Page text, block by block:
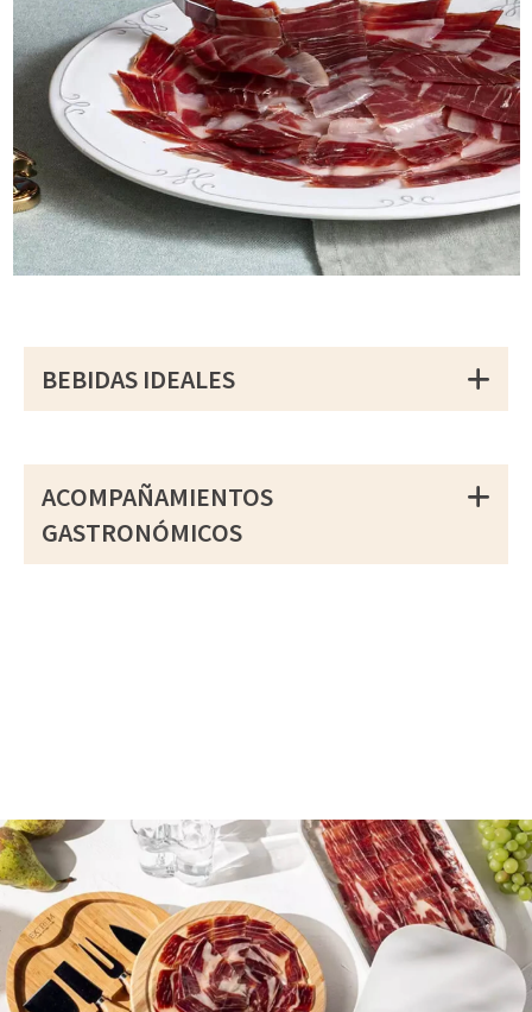
BEBIDAS IDEALES
ACOMPAÑAMIENTOS
GASTRONÓMICOS